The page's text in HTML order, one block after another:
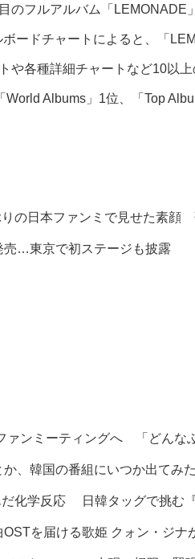
のフルアルバム「LEMONADE
ードチャートによると、「
や各種詳細チャートなど10以上
Albums」1位、「Top
りの日本ファンミで見せた素
売…東京で初ステージも披露
ァンミーティングへ 「どんな
、韓国の番組にいつか出てみた
化学反応 日韓タッグで挑む
OSTを届ける歌姫 クォン・ジ